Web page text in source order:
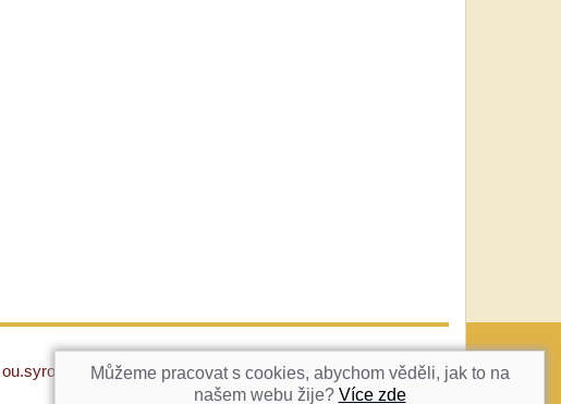
NAHORU
box.cz
Můžeme pracovat s cookies, abychom věděli, jak to na
našem webu žije? Více zde